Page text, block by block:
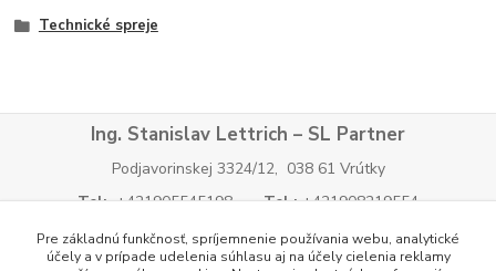
Technické spreje
Ing. Stanislav Lettrich – SL Partner
Podjavorinskej 3324/12, 038 61 Vrútky
Tel:+421905545198Tel.:+421908219554
E-mail: info@slpartner-tools.sk
E-mail:
slpartner@slpartner-tools.sk
E-mail: tools@slpartner-
Pre základnú funkčnosť, spríjemnenie používania webu, analytické
účely a v prípade udelenia súhlasu aj na účely cielenia reklamy